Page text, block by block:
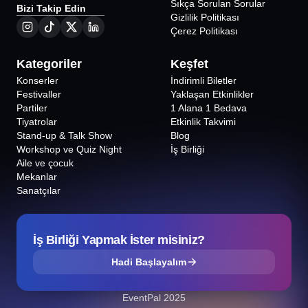
Bizi Takip Edin
Sıkça Sorulan Sorular
Gizlilik Politikası
Çerez Politikası
Kategoriler
Konserler
Festivaller
Partiler
Tiyatrolar
Stand-up & Talk Show
Workshop ve Quiz Night
Aile ve çocuk
Mekanlar
Sanatçılar
Keşfet
İndirimli Biletler
Yaklaşan Etkinlikler
1 Alana 1 Bedava
Etkinlik Takvimi
Blog
İş Birliği
İş Birliği Yapmak İster misiniz?
Hadi Başlayalım
EventPal 2025